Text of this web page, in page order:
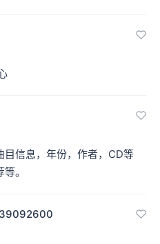
目信息，年份，作者，CD等
。